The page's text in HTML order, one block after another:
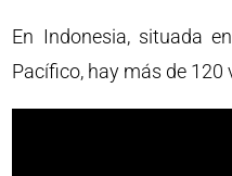
En Indonesia, situada
Pacífico, hay más de 120